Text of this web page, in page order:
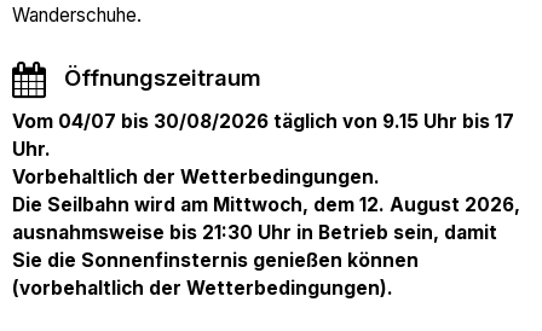
Wanderschuhe.
Öffnungszeitraum
Vom 04/07 bis 30/08/2026 täglich von 9.15 Uhr bis 17
Uhr.
Vorbehaltlich der Wetterbedingungen.
Die Seilbahn wird am Mittwoch, dem 12. August 2026,
ausnahmsweise bis 21:30 Uhr in Betrieb sein, damit
Sie die Sonnenfinsternis genießen können
(vorbehaltlich der Wetterbedingungen).